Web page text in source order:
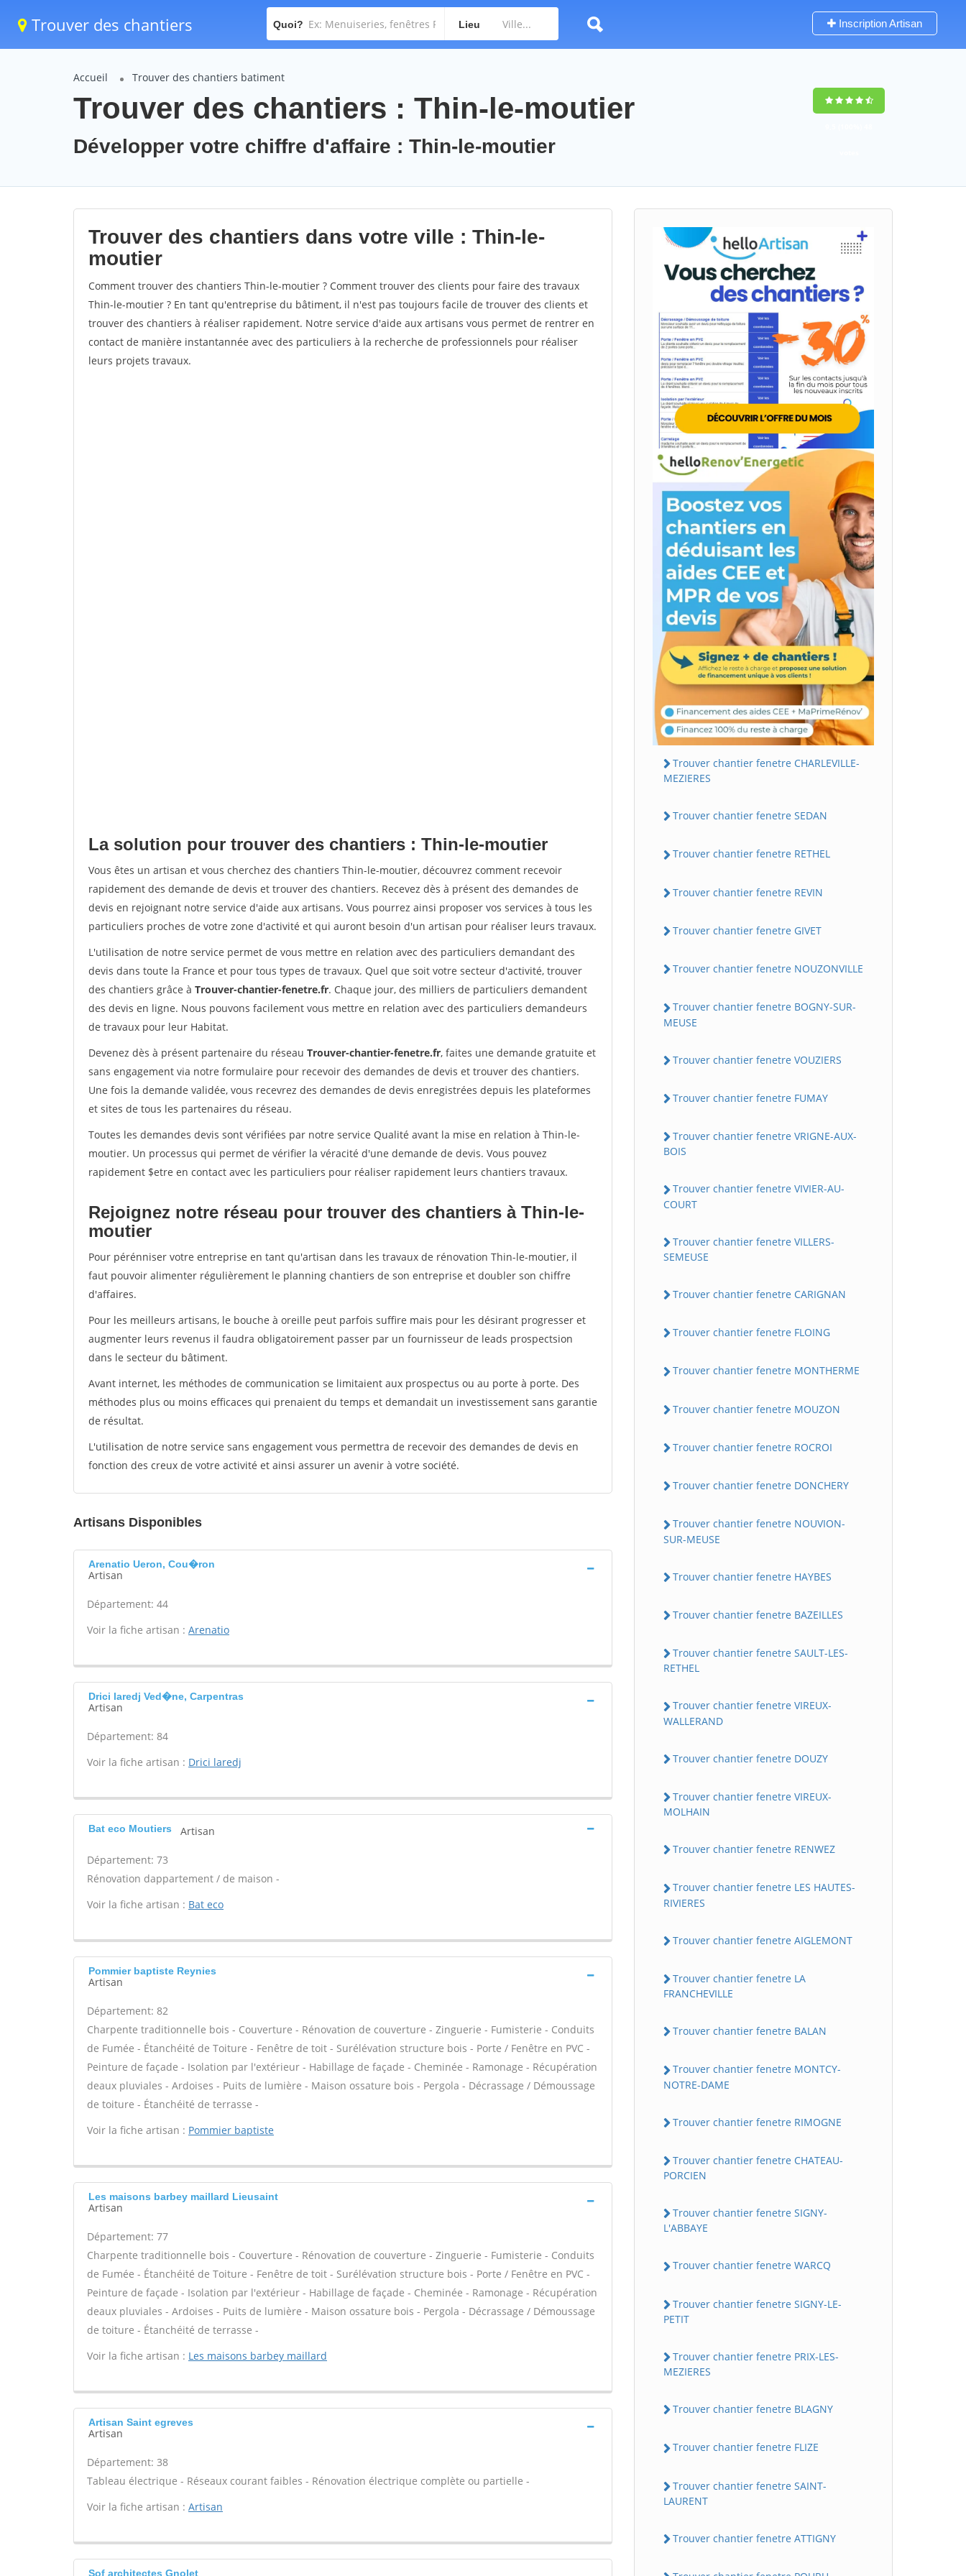
Trouver des chantiers Quoi? Lieu Inscription Artisan
Accueil Trouver des chantiers batiment
Trouver des chantiers : Thin-le-moutier
Développer votre chiffre d'affaire : Thin-le-moutier
Trouver des chantiers dans votre ville : Thin-le-
moutier
Comment trouver des chantiers Thin-le-moutier ? Comment trouver des clients pour faire des travaux
Thin-le-moutier ? En tant qu'entreprise du bâtiment, il n'est pas toujours facile de trouver des clients et
trouver des chantiers à réaliser rapidement. Notre service d'aide aux artisans vous permet de rentrer en
contact de manière instantannée avec des particuliers à la recherche de professionnels pour réaliser
leurs projets travaux.
La solution pour trouver des chantiers : Thin-le-moutier
Vous êtes un artisan et vous cherchez des chantiers Thin-le-moutier, découvrez comment recevoir
rapidement des demande de devis et trouver des chantiers. Recevez dès à présent des demandes de
devis en rejoignant notre service d'aide aux artisans. Vous pourrez ainsi proposer vos services à tous les
particuliers proches de votre zone d'activité et qui auront besoin d'un artisan pour réaliser leurs travaux.
L'utilisation de notre service permet de vous mettre en relation avec des particuliers demandant des
devis dans toute la France et pour tous types de travaux. Quel que soit votre secteur d'activité, trouver
des chantiers grâce à Trouver-chantier-fenetre.fr. Chaque jour, des milliers de particuliers demandent
des devis en ligne. Nous pouvons facilement vous mettre en relation avec des particuliers demandeurs
de travaux pour leur Habitat.
Devenez dès à présent partenaire du réseau Trouver-chantier-fenetre.fr, faites une demande gratuite et
sans engagement via notre formulaire pour recevoir des demandes de devis et trouver des chantiers.
Une fois la demande validée, vous recevrez des demandes de devis enregistrées depuis les plateformes
et sites de tous les partenaires du réseau.
Toutes les demandes devis sont vérifiées par notre service Qualité avant la mise en relation à Thin-le-
moutier. Un processus qui permet de vérifier la véracité d'une demande de devis. Vous pouvez
rapidement $etre en contact avec les particuliers pour réaliser rapidement leurs chantiers travaux.
Rejoignez notre réseau pour trouver des chantiers à Thin-le-
moutier
Pour pérénniser votre entreprise en tant qu'artisan dans les travaux de rénovation Thin-le-moutier, il
faut pouvoir alimenter régulièrement le planning chantiers de son entreprise et doubler son chiffre
d'affaires.
Pour les meilleurs artisans, le bouche à oreille peut parfois suffire mais pour les désirant progresser et
augmenter leurs revenus il faudra obligatoirement passer par un fournisseur de leads prospectsion
dans le secteur du bâtiment.
Avant internet, les méthodes de communication se limitaient aux prospectus ou au porte à porte. Des
méthodes plus ou moins efficaces qui prenaient du temps et demandait un investissement sans garantie
de résultat.
L'utilisation de notre service sans engagement vous permettra de recevoir des demandes de devis en
fonction des creux de votre activité et ainsi assurer un avenir à votre société.
Artisans Disponibles
Arenatio Ueron, Cou�ron
Artisan
Département: 44
Voir la fiche artisan : Arenatio
Drici laredj Ved�ne, Carpentras
Artisan
Département: 84
Voir la fiche artisan : Drici laredj
Bat eco Moutiers Artisan
Département: 73
Rénovation dappartement / de maison -
Voir la fiche artisan : Bat eco
Pommier baptiste Reynies
Artisan
Département: 82
Charpente traditionnelle bois - Couverture - Rénovation de couverture - Zinguerie - Fumisterie - Conduits
de Fumée - Étanchéité de Toiture - Fenêtre de toit - Surélévation structure bois - Porte / Fenêtre en PVC -
Peinture de façade - Isolation par l'extérieur - Habillage de façade - Cheminée - Ramonage - Récupération
deaux pluviales - Ardoises - Puits de lumière - Maison ossature bois - Pergola - Décrassage / Démoussage
de toiture - Étanchéité de terrasse -
Voir la fiche artisan : Pommier baptiste
Les maisons barbey maillard Lieusaint
Artisan
Département: 77
Charpente traditionnelle bois - Couverture - Rénovation de couverture - Zinguerie - Fumisterie - Conduits
de Fumée - Étanchéité de Toiture - Fenêtre de toit - Surélévation structure bois - Porte / Fenêtre en PVC -
Peinture de façade - Isolation par l'extérieur - Habillage de façade - Cheminée - Ramonage - Récupération
deaux pluviales - Ardoises - Puits de lumière - Maison ossature bois - Pergola - Décrassage / Démoussage
de toiture - Étanchéité de terrasse -
Voir la fiche artisan : Les maisons barbey maillard
Artisan Saint egreves
Artisan
Département: 38
Tableau électrique - Réseaux courant faibles - Rénovation électrique complète ou partielle -
Voir la fiche artisan : Artisan
Sof architectes Gnolet
Trouver chantier fenetre CHARLEVILLE-
MEZIERES
Trouver chantier fenetre SEDAN
Trouver chantier fenetre RETHEL
Trouver chantier fenetre REVIN
Trouver chantier fenetre GIVET
Trouver chantier fenetre NOUZONVILLE
Trouver chantier fenetre BOGNY-SUR-
MEUSE
Trouver chantier fenetre VOUZIERS
Trouver chantier fenetre FUMAY
Trouver chantier fenetre VRIGNE-AUX-
BOIS
Trouver chantier fenetre VIVIER-AU-
COURT
Trouver chantier fenetre VILLERS-
SEMEUSE
Trouver chantier fenetre CARIGNAN
Trouver chantier fenetre FLOING
Trouver chantier fenetre MONTHERME
Trouver chantier fenetre MOUZON
Trouver chantier fenetre ROCROI
Trouver chantier fenetre DONCHERY
Trouver chantier fenetre NOUVION-
SUR-MEUSE
Trouver chantier fenetre HAYBES
Trouver chantier fenetre BAZEILLES
Trouver chantier fenetre SAULT-LES-
RETHEL
Trouver chantier fenetre VIREUX-
WALLERAND
Trouver chantier fenetre DOUZY
Trouver chantier fenetre VIREUX-
MOLHAIN
Trouver chantier fenetre RENWEZ
Trouver chantier fenetre LES HAUTES-
RIVIERES
Trouver chantier fenetre AIGLEMONT
Trouver chantier fenetre LA
FRANCHEVILLE
Trouver chantier fenetre BALAN
Trouver chantier fenetre MONTCY-
NOTRE-DAME
Trouver chantier fenetre RIMOGNE
Trouver chantier fenetre CHATEAU-
PORCIEN
Trouver chantier fenetre SIGNY-
L'ABBAYE
Trouver chantier fenetre WARCQ
Trouver chantier fenetre SIGNY-LE-
PETIT
Trouver chantier fenetre PRIX-LES-
MEZIERES
Trouver chantier fenetre BLAGNY
Trouver chantier fenetre FLIZE
Trouver chantier fenetre SAINT-
LAURENT
Trouver chantier fenetre ATTIGNY